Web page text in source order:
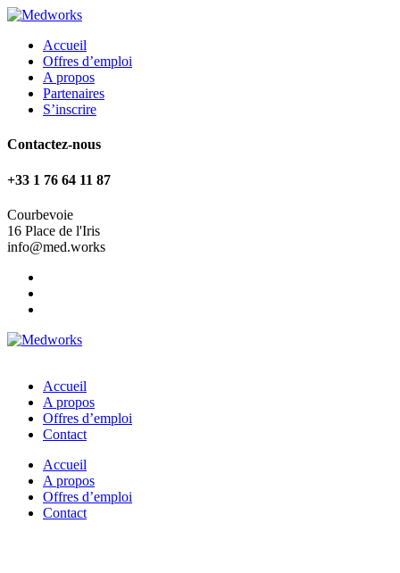
Accueil
Offres d’emploi
A propos
Partenaires
S’inscrire
Contactez-nous
+33 1 76 64 11 87
Courbevoie
16 Place de l'Iris
info@med.works
Accueil
A propos
Offres d’emploi
Contact
Accueil
A propos
Offres d’emploi
Contact